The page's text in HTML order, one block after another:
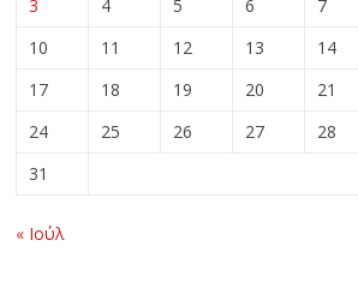
3 4 5 6 7
10
11 12 13 14
17
18 19 20 21
24
25 26 27 28
31
« Ιούλ